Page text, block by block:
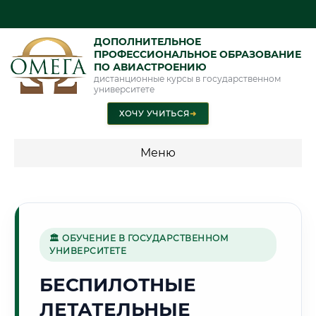
ДОПОЛНИТЕЛЬНОЕ
ПРОФЕССИОНАЛЬНОЕ ОБРАЗОВАНИЕ
ПО АВИАСТРОЕНИЮ
дистанционные курсы в государственном
университете
ХОЧУ УЧИТЬСЯ➜
Меню
🌲
Г. ЙОШКАР-ОЛА
🏛 ОБУЧЕНИЕ В ГОСУДАРСТВЕННОМ
УНИВЕРСИТЕТЕ
БЕСПИЛОТНЫЕ
ЛЕТАТЕЛЬНЫЕ